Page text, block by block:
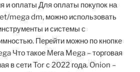
и оплаты Для оплаты покупок на
mega dm, можно использовать
и системы с
Перейти можно по кнопке
Что такое Мега Mega – торговая
в сети Tor с 2022 года. Onion –